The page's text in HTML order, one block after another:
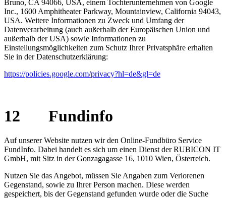
Bruno, CA 94066, USA, einem Tochterunternehmen von Google
Inc., 1600 Amphitheater Parkway, Mountainview, California 94043,
USA. Weitere Informationen zu Zweck und Umfang der
Datenverarbeitung (auch außerhalb der Europäischen Union und
außerhalb der USA) sowie Informationen zu
Einstellungsmöglichkeiten zum Schutz Ihrer Privatsphäre erhalten
Sie in der Datenschutzerklärung:
https://policies.google.com/privacy?hl=de&gl=de
12 Fundinfo
Auf unserer Website nutzen wir den Online-Fundbüro Service
FundInfo. Dabei handelt es sich um einen Dienst der RUBICON IT
GmbH, mit Sitz in der Gonzagagasse 16, 1010 Wien, Österreich.
Nutzen Sie das Angebot, müssen Sie Angaben zum Verlorenen
Gegenstand, sowie zu Ihrer Person machen. Diese werden
gespeichert, bis der Gegenstand gefunden wurde oder die Suche